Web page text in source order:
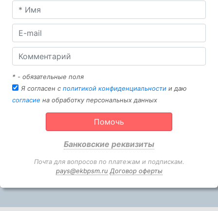
* - обязательные поля
Я согласен с политикой конфиденциальности и даю
согласие на обработку персональных данных
Помочь
Банковские реквизиты
Почта для вопросов по платежам и подпискам.
pays@ekbpsm.ru Договор оферты